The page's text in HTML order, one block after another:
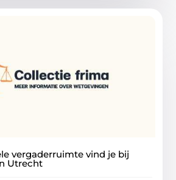
vergaderruimte vind je bij
Utrecht